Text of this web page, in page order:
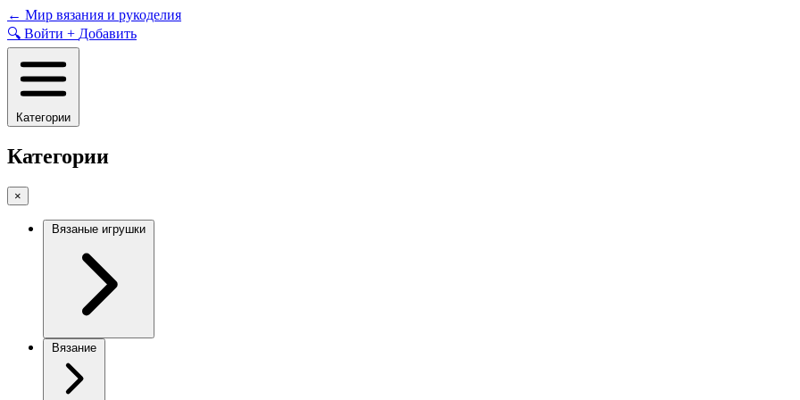
Skip
to
content
← Мир вязания и рукоделия
🔍 Войти + Добавить
Категории
Категории
×
Вязаные игрушки
Вязание